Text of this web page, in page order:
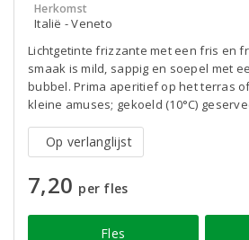
Herkomst
Italië - Veneto
Lichtgetinte frizzante met een fris en
smaak is mild, sappig en soepel met
bubbel. Prima aperitief op het terras
kleine amuses; gekoeld (10°C)
Op verlanglijst
7,20 per fles
Fles